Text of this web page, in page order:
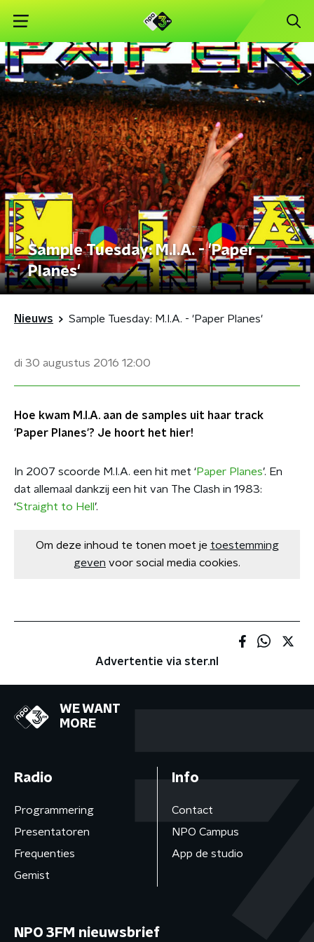
Sample Tuesday: M.I.A. - 'Paper
Planes'
Nieuws Sample Tuesday: M.I.A. - 'Paper Planes'
di 30 augustus 2016 12:00
Hoe kwam M.I.A. aan de samples uit haar track
'Paper Planes'? Je hoort het hier!
In 2007 scoorde M.I.A. een hit met ‘Paper Planes’. En
dat allemaal dankzij een hit van The Clash in 1983:
‘Straight to Hell ’.
Om deze inhoud te tonen moet je toestemming
geven voor social media cookies.
Advertentie via ster.nl
WE WANT
MORE
Radio
Programmering
Presentatoren
Frequenties
Gemist
Info
Contact
NPO Campus
App de studio
NPO 3FM nieuwsbrief